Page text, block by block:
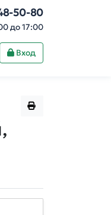
50-80
до 17:00
Вход